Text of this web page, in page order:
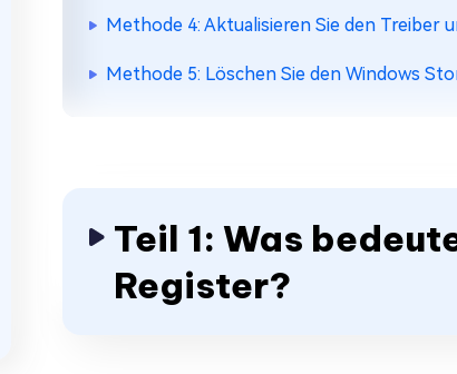
Methode 4: Aktualisieren Sie den Treiber
Methode 5: Löschen Sie den Windows
Teil 1: Was
Register?